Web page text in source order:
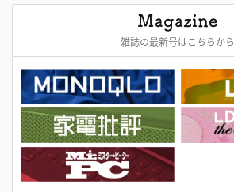
雑誌の最新号はこちらから